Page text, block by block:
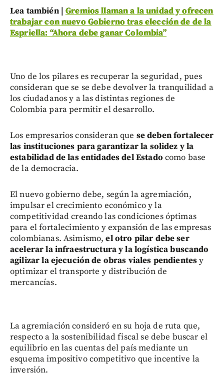
Lea también |Gremios llaman a la unidad y ofrecen
trabajar con nuevo Gobierno tras elección de de la
Espriella: “Ahora debe ganar Colombia”
Uno de los pilares es recuperar la seguridad, pues
consideran que se se debe devolver la tranquilidad a
los ciudadanos y a las distintas regiones de
Colombia para permitir el desarrollo.
Los empresarios consideran que se deben fortalecer
las instituciones para garantizar la solidez y la
estabilidad de las entidades del Estado como base
de la democracia.
El nuevo gobierno debe, según la agremiación,
impulsar el crecimiento económico y la
competitividad creando las condiciones óptimas
para el fortalecimiento y expansión de las empresas
colombianas. Asimismo,el otro pilar debe ser
acelerar la infraestructura y la logística buscando
agilizar la ejecución de obras viales pendientesy
optimizar el transporte y distribución de
mercancías.
La agremiación consideró en su hoja de ruta que,
respecto a la sostenibilidad fiscal se debe buscar el
equilibrio en las cuentas del país mediante un
esquema impositivo competitivo que incentive la
inversión.